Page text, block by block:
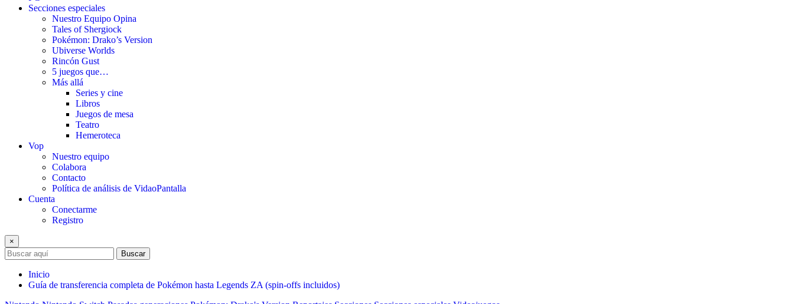
Secciones especiales
Nuestro Equipo Opina
Tales of Shergiock
Pokémon: Drako’s Version
Ubiverse Worlds
Rincón Gust
5 juegos que…
Más allá
Series y cine
Libros
Juegos de mesa
Teatro
Hemeroteca
Vop
Nuestro equipo
Colabora
Contacto
Política de análisis de VidaoPantalla
Cuenta
Conectarme
Registro
×
Buscar
Inicio
Guía de transferencia completa de Pokémon hasta Legends ZA (spin-offs incluidos)